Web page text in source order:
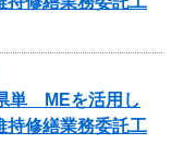
単 MEを活用し
持修繕業務委託工